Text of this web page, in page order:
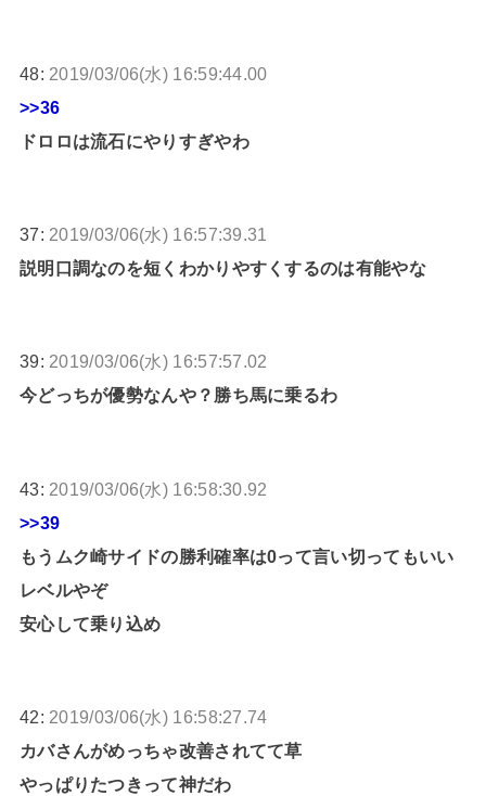
48: 2019/03/06(水) 16:59:44.00
>>36
ドロロは流石にやりすぎやわ
37: 2019/03/06(水) 16:57:39.31
説明口調なのを短くわかりやすくするのは有能やな
39: 2019/03/06(水) 16:57:57.02
今どっちが優勢なんや？勝ち馬に乗るわ
43: 2019/03/06(水) 16:58:30.92
>>39
もうムク崎サイドの勝利確率は0って言い切ってもいい
レベルやぞ
安心して乗り込め
42: 2019/03/06(水) 16:58:27.74
カバさんがめっちゃ改善されてて草
やっぱりたつきって神だわ